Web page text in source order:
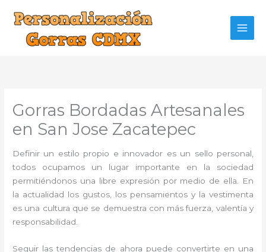
contenido
Gorras Bordadas Artesanales
en San Jose Zacatepec
Definir un estilo propio e innovador es un sello personal,
todos ocupamos un lugar importante en la sociedad
permitiéndonos una libre expresión por medio de ella. En
la actualidad los gustos, los pensamientos y la vestimenta
es una cultura que se demuestra con más fuerza, valentía y
responsabilidad.
Seguir las tendencias de ahora puede convertirte en una